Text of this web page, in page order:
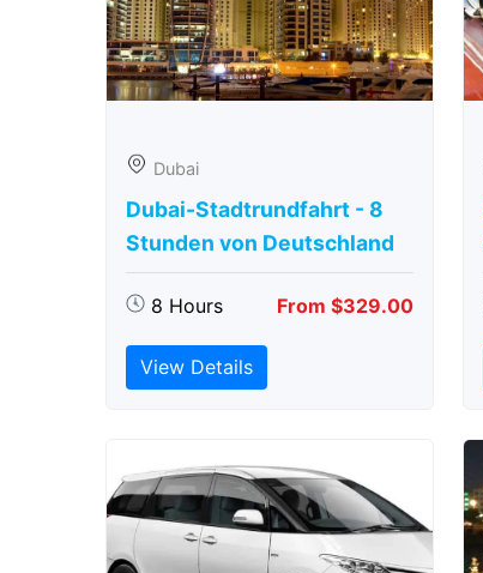
Dubai
Dubai-Stadtrundfahrt - 8
Stunden von Deutschland
8 Hours From $329.00
View Details